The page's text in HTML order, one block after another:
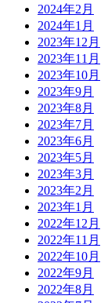
2024年2月
2024年1月
2023年12月
2023年11月
2023年10月
2023年9月
2023年8月
2023年7月
2023年6月
2023年5月
2023年3月
2023年2月
2023年1月
2022年12月
2022年11月
2022年10月
2022年9月
2022年8月